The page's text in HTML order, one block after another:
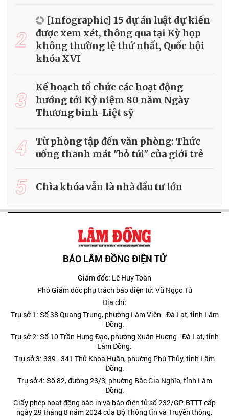
2
[Infographic] 15 dự án luật dự kiến
được xem xét, thông qua tại Kỳ họp
không thường lệ thứ nhất, Quốc hội
khóa XVI
3
Kế hoạch tổ chức các hoạt động
hướng tới Kỷ niệm 80 năm Ngày
Thương binh-Liệt sỹ
4
Từ phòng tập đến văn phòng: Thức
uống thanh mát "bỏ túi" của giới trẻ
5 Chìa khóa vẫn là nhà đầu tư lớn
BÁO LÂM ĐỒNG ĐIỆN TỬ
Giám đốc: Lê Huy Toàn
Phó Giám đốc phụ trách báo điện tử: Vũ Ngọc Tú
Địa chỉ:
Trụ sở 1: Số 38 Quang Trung, phường Lâm Viên - Đà Lạt, tỉnh Lâm
Đồng.
Trụ sở 2: Số 10 Trần Hưng Đạo, phường Xuân Hương - Đà Lạt, tỉnh
Lâm Đồng.
Trụ sở 3: 339 - 341 Thủ Khoa Huân, phường Phú Thủy, tỉnh Lâm
Đồng.
Trụ sở 4: Số 82, đường 23/3, phường Bắc Gia Nghĩa, tỉnh Lâm
Đồng.
Giấy phép hoạt động báo in và báo điện tử số 232/GP-BTTT cấp
ngày 29 tháng 8 năm 2024 của Bộ Thông tin và Truyền thông.